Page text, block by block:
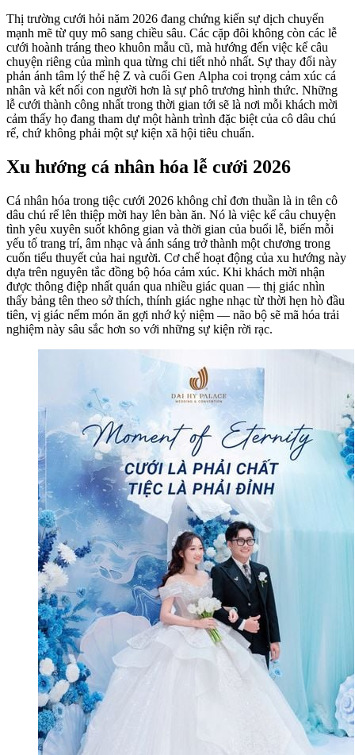
Thị trường cưới hỏi năm 2026 đang chứng kiến sự dịch chuyển
mạnh mẽ từ quy mô sang chiều sâu. Các cặp đôi không còn các lễ
cưới hoành tráng theo khuôn mẫu cũ, mà hướng đến việc kể câu
chuyện riêng của mình qua từng chi tiết nhỏ nhất. Sự thay đổi này
phản ánh tâm lý thế hệ Z và cuối Gen Alpha coi trọng cảm xúc cá
nhân và kết nối con người hơn là sự phô trương hình thức. Những
lễ cưới thành công nhất trong thời gian tới sẽ là nơi mỗi khách mời
cảm thấy họ đang tham dự một hành trình đặc biệt của cô dâu chú
rể, chứ không phải một sự kiện xã hội tiêu chuẩn.
Xu hướng cá nhân hóa lễ cưới 2026
Cá nhân hóa trong tiệc cưới 2026 không chỉ đơn thuần là in tên cô
dâu chú rể lên thiệp mời hay lên bàn ăn. Nó là việc kể câu chuyện
tình yêu xuyên suốt không gian và thời gian của buổi lễ, biến mỗi
yếu tố trang trí, âm nhạc và ánh sáng trở thành một chương trong
cuốn tiểu thuyết của hai người. Cơ chế hoạt động của xu hướng này
dựa trên nguyên tắc đồng bộ hóa cảm xúc. Khi khách mời nhận
được thông điệp nhất quán qua nhiều giác quan — thị giác nhìn
thấy bảng tên theo sở thích, thính giác nghe nhạc từ thời hẹn hò đầu
tiên, vị giác nếm món ăn gợi nhớ kỷ niệm — não bộ sẽ mã hóa trải
nghiệm này sâu sắc hơn so với những sự kiện rời rạc.